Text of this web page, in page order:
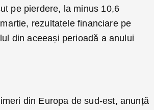
pe pierdere, la minus 10,6
rezultatele financiare pe
din aceeași perioadă a anului
din Europa de sud-est, anunță